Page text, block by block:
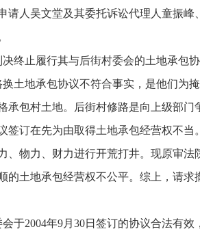
请人吴文堂及其委托诉讼代理人童振
终止履行其与后街村委会的土地承包
土地承包协议不符合事实，是他们为
承包村土地。后街村修路是向上级部
签订在先为由取得土地承包经营权不
、物力、财力进行开荒打井。现原审
的土地承包经营权不公平。综上，请
于2004年9月30日签订的协议合法有